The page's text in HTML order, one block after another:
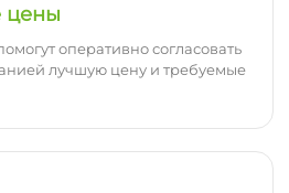
цены
оперативно согласовать
лучшую цену и требуемые